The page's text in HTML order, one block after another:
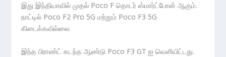
இது இந்தியாவில் முதல் Poco F தொடர் ஸ்மார்ட்போன் ஆகும்.
நாட்டில் Poco F2 Pro 5G மற்றும் Poco F3 5G
கிடைக்கவில்லை.
இந்த பிராண்ட் கடந்த ஆண்டு Poco F3 GT ஐ வெளியிட்டது.